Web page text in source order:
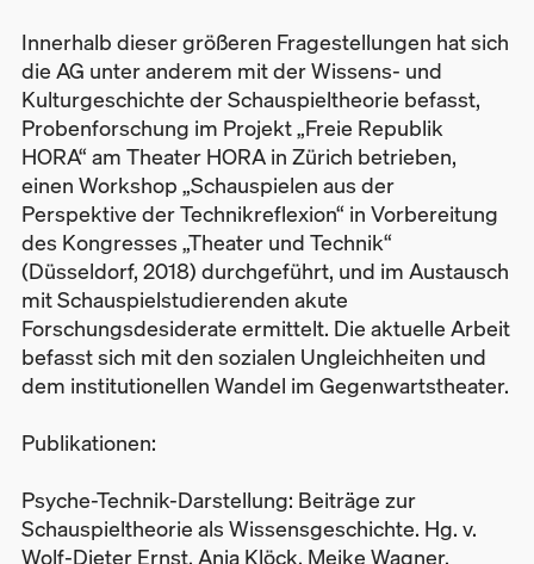
Innerhalb dieser größeren Fragestellungen hat sich
die AG unter anderem mit der Wissens- und
Kulturgeschichte der Schauspieltheorie befasst,
Probenforschung im Projekt „Freie Republik
HORA“ am Theater HORA in Zürich betrieben,
einen Workshop „Schauspielen aus der
Perspektive der Technikreflexion“ in Vorbereitung
des Kongresses „Theater und Technik“
(Düsseldorf, 2018) durchgeführt, und im Austausch
mit Schauspielstudierenden akute
Forschungsdesiderate ermittelt. Die aktuelle Arbeit
befasst sich mit den sozialen Ungleichheiten und
dem institutionellen Wandel im Gegenwartstheater.
Publikationen:
Psyche-Technik-Darstellung: Beiträge zur
Schauspieltheorie als Wissensgeschichte. Hg. v.
Wolf-Dieter Ernst, Anja Klöck, Meike Wagner.